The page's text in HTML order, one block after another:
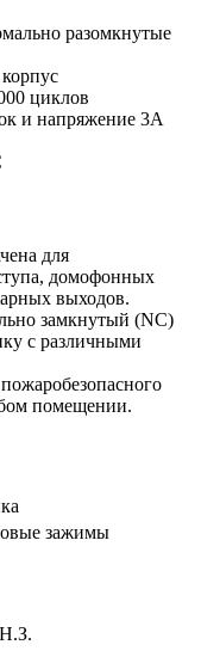
разомкнутые
циклов
и напряжение 3А
для
домофонных
выходов.
замкнутый (NC)
с различными
помещении.
зажимы